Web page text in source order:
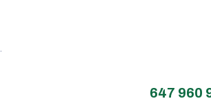
647 960